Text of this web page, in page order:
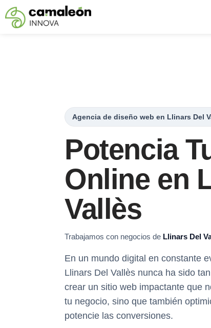
Saltar
Agencia de diseño web en Llinars Del
Potencia
Online en
Vallès
Trabajamos con negocios de Llinars Del
En un mundo digital en constante
Llinars Del Vallès nunca ha sido
crear un sitio web impactante que
tu negocio, sino que también
potencie las conversiones.